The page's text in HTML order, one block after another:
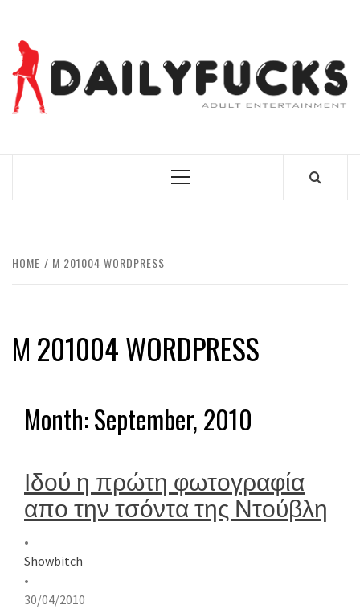
content
Primary
HOME M 201004 WORDPRESS
M 201004 WORDPRESS
Month:September, 2010
Ιδού η πρώτη φωτογραφία
απο την τσόντα της Ντούβλη
•
Showbitch
•
30/04/2010